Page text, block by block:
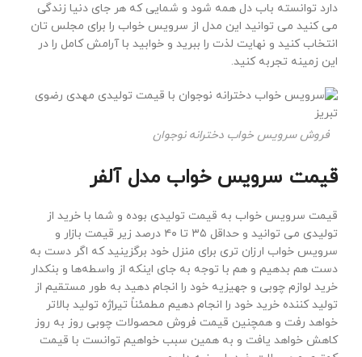
دارد توانسته باب دل همه شود و شمایی که هر جای دنیا زندگی
می کنید می توانید این مدل از سرویس خواب را برای مجلس تان
انتخاب کنید و نهایت لذت را ببرید و خوابید با آرامش کامل را در
این زمینه تجربه کنید.
فروش سرویس خواب دخترانه نوجوان
قیمت سرویس خواب مدل آلفر
قیمت سرویس خواب به قیمت تولیدی بوده و شما با خرید از
تولیدی می توانید و حداقل ۳۵ تا ۴۰ درصد زیر قیمت بازار و
سرویس خواب ارزان تری برای منزل خود برگزینید که اگر دست به
دست هم بدهیم و هم با توجه به جای اینکه از واسطه‌ها و بنکدار
خرید لوازم چوبی و جهیزیه خود را انجام دهید به طور مستقیم از
تولید کننده خرید خود را انجام دهیم مطمئناً تیراژه تولید بالاتر
خواهد رفت و همچنین قیمت فروش محصولات چوبی روز به روز
کاهش خواهد یافت و به همین سبب خواهیم توانست با قیمت